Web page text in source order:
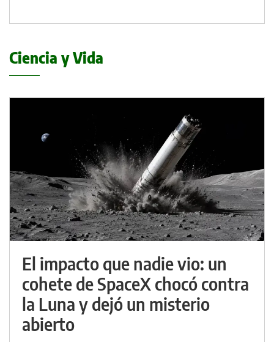
Ciencia y Vida
El impacto que nadie vio: un
cohete de SpaceX chocó contra
la Luna y dejó un misterio
abierto